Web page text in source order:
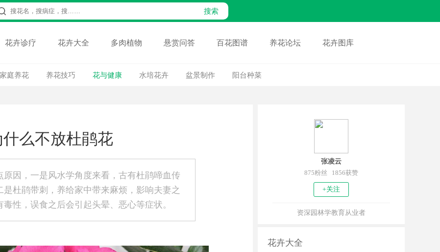
花卉诊疗 花卉大全 多肉植物 悬赏问答 百花图谱 养花论坛 花卉图库
家庭养花 养花技巧 花与健康 水培花卉 盆景制作 阳台种菜
么不放杜鹃花
因，一是风水学角度来看，古有杜鹃啼血传
杜鹃带刺，养给家中带来麻烦，影响夫妻之
性，误食之后会引起头晕、恶心等症状。
张凌云
875粉丝 1856获赞
+关注
资深园林学教育从业者
花卉大全